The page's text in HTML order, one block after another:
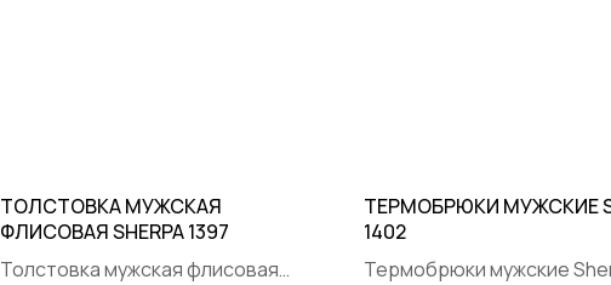
ТОЛСТОВКА МУЖСКАЯ
ФЛИСОВАЯ SHERPA 1397
Толстовка мужская флисовая
ТЕРМОБРЮКИ МУЖСКИЕ
1402
Термобрюки мужские
Создание сайта -